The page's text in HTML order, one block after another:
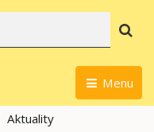
Menu
Aktuality